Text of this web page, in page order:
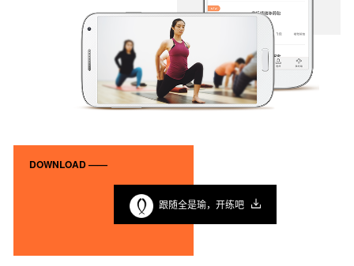
DOWNLOAD ——
跟随全是瑜，开练吧